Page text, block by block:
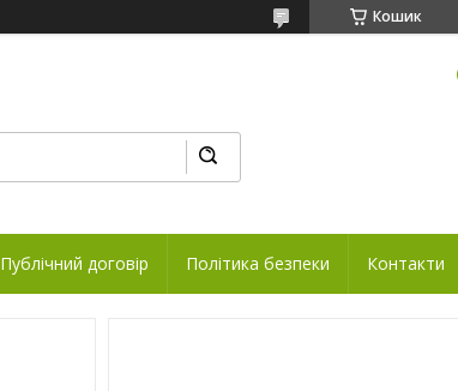
Кошик
Публічний договір Політика безпеки Контакти